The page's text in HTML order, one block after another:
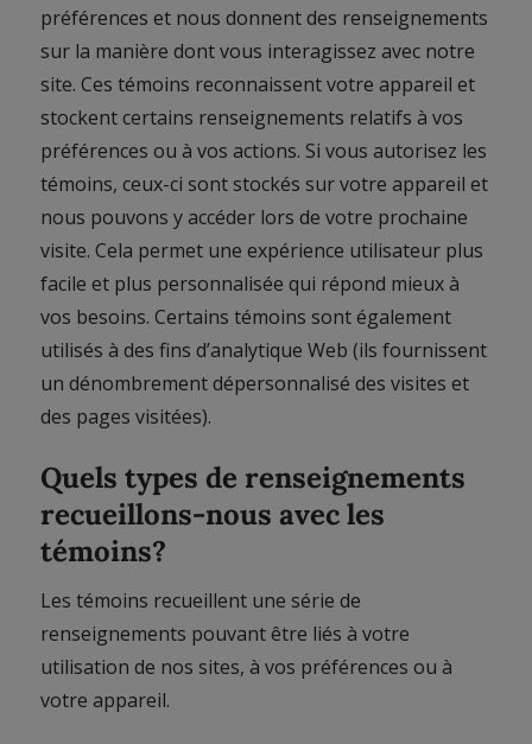
préférences et nous donnent des renseignements
sur la manière dont vous interagissez avec notre
site. Ces témoins reconnaissent votre appareil et
stockent certains renseignements relatifs à vos
préférences ou à vos actions. Si vous autorisez les
témoins, ceux-ci sont stockés sur votre appareil et
nous pouvons y accéder lors de votre prochaine
visite. Cela permet une expérience utilisateur plus
facile et plus personnalisée qui répond mieux à
vos besoins. Certains témoins sont également
utilisés à des fins d’analytique Web (ils fournissent
un dénombrement dépersonnalisé des visites et
des pages visitées).
Quels types de renseignements
recueillons-nous avec les
témoins?
Les témoins recueillent une série de
renseignements pouvant être liés à votre
utilisation de nos sites, à vos préférences ou à
votre appareil.